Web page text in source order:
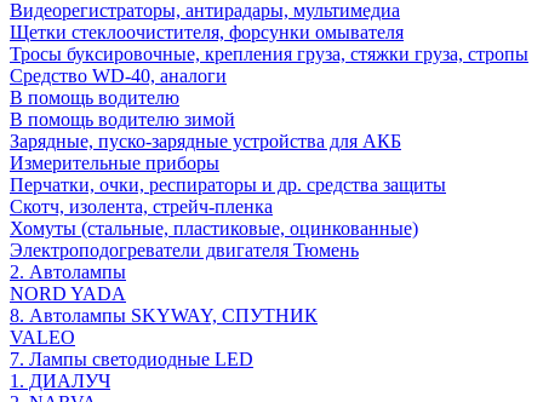
Видеорегистраторы, антирадары, мультимедиа
Щетки стеклоочистителя, форсунки омывателя
Тросы буксировочные, крепления груза, стяжки груза, стропы
Средство WD-40, аналоги
В помощь водителю
В помощь водителю зимой
Зарядные, пуско-зарядные устройства для АКБ
Измерительные приборы
Перчатки, очки, респираторы и др. средства защиты
Скотч, изолента, стрейч-пленка
Хомуты (стальные, пластиковые, оцинкованные)
Электроподогреватели двигателя Тюмень
2. Автолампы
NORD YADA
8. Автолампы SKYWAY, СПУТНИК
VALEO
7. Лампы светодиодные LED
1. ДИАЛУЧ